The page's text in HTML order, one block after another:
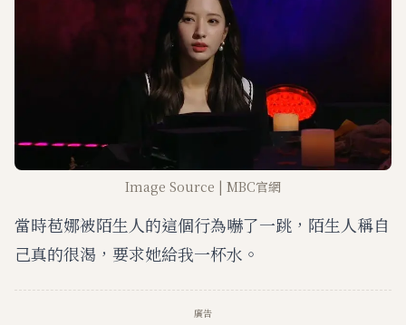
Image Source | MBC官網
當時苞娜被陌生人的這個行為嚇了一跳，陌生人稱自
己真的很渴，要求她給我一杯水。
廣告